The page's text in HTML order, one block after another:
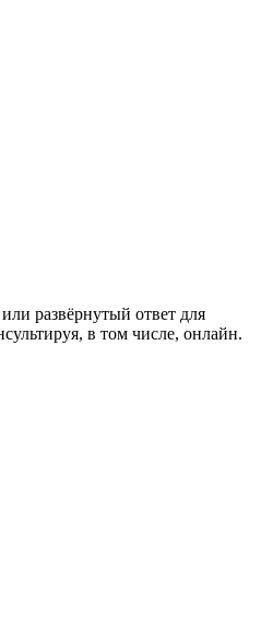
развёрнутый ответ для
в том числе, онлайн.